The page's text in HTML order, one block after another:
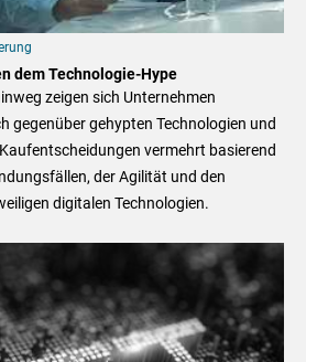
dem Technologie-Hype
zeigen sich Unternehmen
gegenüber gehypten Technologien und
vermehrt basierend
der Agilität und den
digitalen Technologien.